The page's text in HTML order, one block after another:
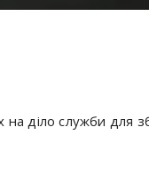
на діло служби для